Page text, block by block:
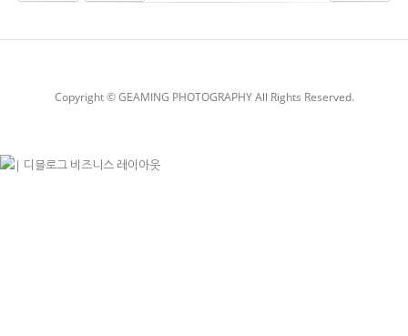
Copyright © GEAMING PHOTOGRAPHY All Rights Reserved.